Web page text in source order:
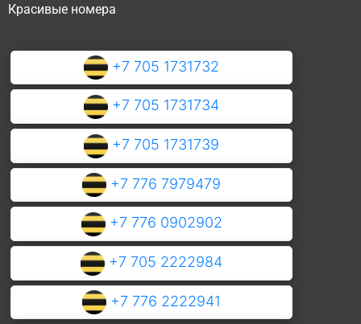
Красивые номера
+7 705 1731732
+7 705 1731734
+7 705 1731739
+7 776 7979479
+7 776 0902902
+7 705 2222984
+7 776 2222941